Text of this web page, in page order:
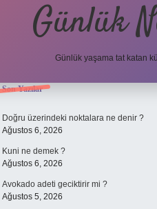
Günlük
Günlük yaşama tat katan
Sidebar
Son Yazılar
Doğru üzerindeki noktalara ne denir ?
Ağustos 6, 2026
Kuni ne demek ?
Ağustos 6, 2026
Avokado adeti geciktirir mi ?
Ağustos 5, 2026